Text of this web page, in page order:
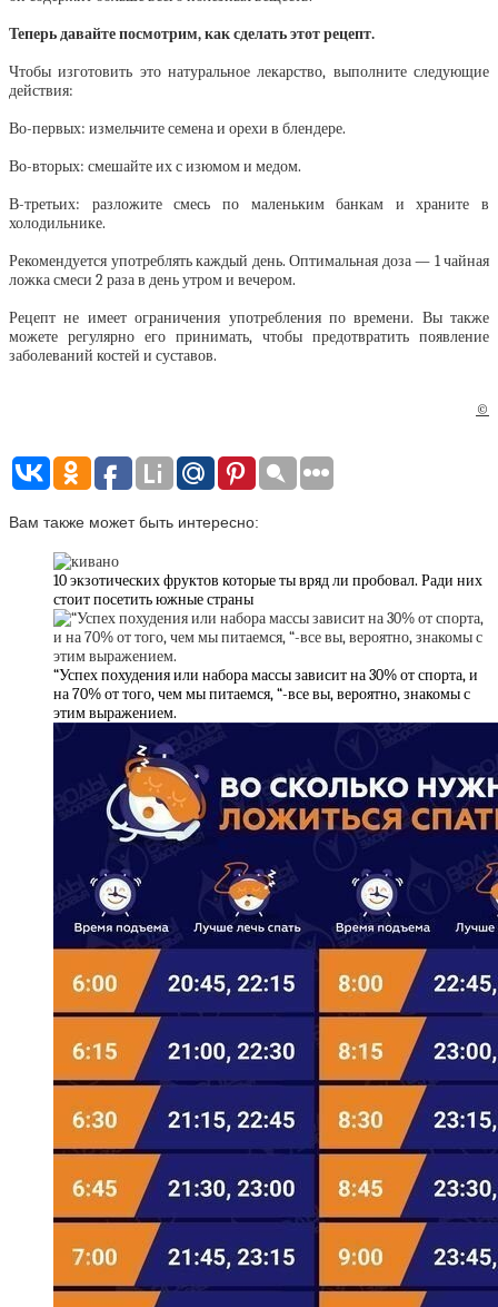
Теперь давайте посмотрим, как сделать этот рецепт.
Чтобы изготовить это натуральное лекарство, выполните следующие
действия:
Во-первых: измельчите семена и орехи в блендере.
Во-вторых: смешайте их с изюмом и медом.
В-третьих: разложите смесь по маленьким банкам и храните в
холодильнике.
Рекомендуется употреблять каждый день. Оптимальная доза — 1 чайная
ложка смеси 2 раза в день утром и вечером.
Рецепт не имеет ограничения употребления по времени. Вы также
можете регулярно его принимать, чтобы предотвратить появление
заболеваний костей и суставов.
©
Вам также может быть интересно:
10 экзотических фруктов которые ты вряд ли пробовал. Ради них
стоит посетить южные страны
“Успех похудения или набора массы зависит на 30% от спорта, и
на 70% от того, чем мы питаемся, “-все вы, вероятно, знакомы с
этим выражением.